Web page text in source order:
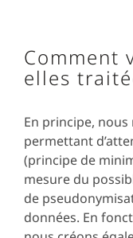
Comment
elles
En principe,
permettant
(principe de
mesure du
de
données. En